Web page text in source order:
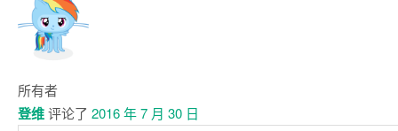
所有者
登维评论了 2016 年 7 月 30 日